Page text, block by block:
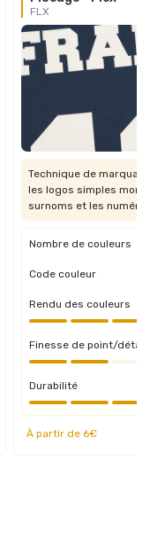
FLX
Technique de
les logos simples
surnoms et les
Nombre de couleurs
Code couleur
Rendu des couleurs
Finesse de point/détail
Durabilité
À partir de 6€